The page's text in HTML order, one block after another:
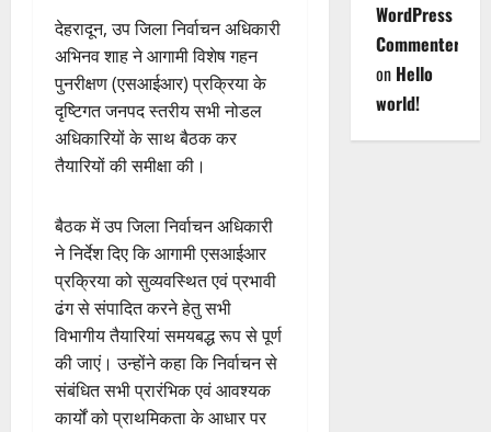
देहरादून, उप जिला निर्वाचन अधिकारी
अभिनव शाह ने आगामी विशेष गहन
पुनरीक्षण (एसआईआर) प्रक्रिया के
दृष्टिगत जनपद स्तरीय सभी नोडल
अधिकारियों के साथ बैठक कर
तैयारियों की समीक्षा की।
बैठक में उप जिला निर्वाचन अधिकारी
ने निर्देश दिए कि आगामी एसआईआर
प्रक्रिया को सुव्यवस्थित एवं प्रभावी
ढंग से संपादित करने हेतु सभी
विभागीय तैयारियां समयबद्ध रूप से पूर्ण
की जाएं। उन्होंने कहा कि निर्वाचन से
संबंधित सभी प्रारंभिक एवं आवश्यक
कार्यों को प्राथमिकता के आधार पर
WordPress
Commenter
on Hello
world!